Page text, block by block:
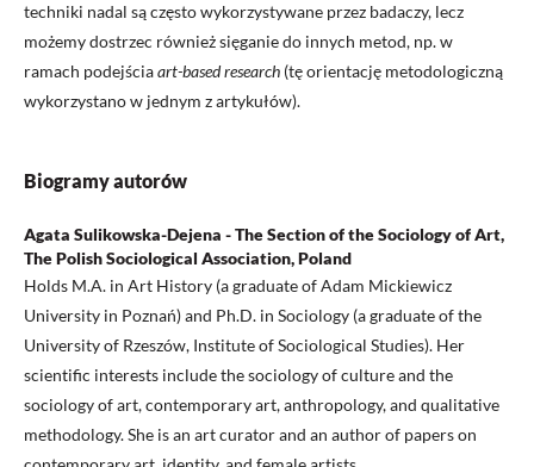
techniki nadal są często wykorzystywane przez badaczy, lecz
możemy dostrzec również sięganie do innych metod, np. w
ramach podejściaart-based research (tę orientację metodologiczną
wykorzystano w jednym z artykułów).
Biogramy autorów
Agata Sulikowska-Dejena - The Section of the Sociology of Art,
The Polish Sociological Association, Poland
Holds M.A. in Art History (a graduate of Adam Mickiewicz
University in Poznań) and Ph.D. in Sociology (a graduate of the
University of Rzeszów, Institute of Sociological Studies). Her
scientific interests include the sociology of culture and the
sociology of art, contemporary art, anthropology, and qualitative
methodology. She is an art curator and an author of papers on